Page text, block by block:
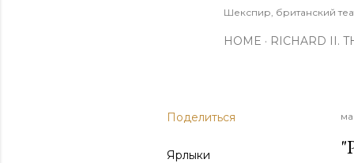
Шекспир, британский
HOME RICHARD II.
Поделиться
Ярлыки